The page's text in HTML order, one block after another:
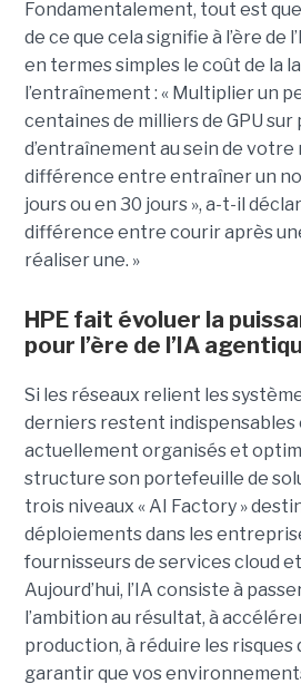
Fondamentalement, tout est
de ce que cela signifie à l’ère de
en termes simples le coût de la
l’entraînement : « Multiplier un
centaines de milliers de GPU
d’entraînement au sein de
différence entre entraîner un
jours ou en 30 jours », a-t-il
différence entre courir après
réaliser une. »
HPE fait évoluer la
pour l’ère de l’IA
Si les réseaux relient les
derniers restent indispensables
actuellement organisés et
structure son portefeuille de
trois niveaux « AI Factory »
déploiements dans les
fournisseurs de services cloud
Aujourd’hui, l’IA consiste à
l’ambition au résultat, à
production, à réduire les risques
garantir que vos